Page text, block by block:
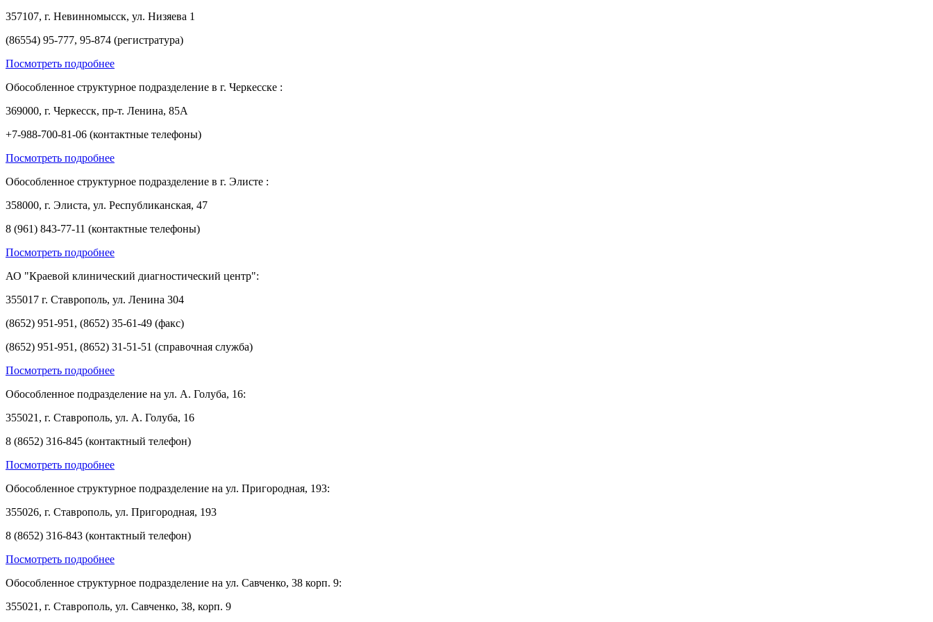
357107, г. Невинномысск, ул. Низяева 1
(86554) 95-777, 95-874 (регистратура)
Посмотреть подробнее
Обособленное структурное подразделение в г. Черкесске :
369000, г. Черкесск, пр-т. Ленина, 85А
+7-988-700-81-06 (контактные телефоны)
Посмотреть подробнее
Обособленное структурное подразделение в г. Элисте :
358000, г. Элиста, ул. Республиканская, 47
8 (961) 843-77-11 (контактные телефоны)
Посмотреть подробнее
АО "Краевой клинический диагностический центр":
355017 г. Ставрополь, ул. Ленина 304
(8652) 951-951, (8652) 35-61-49 (факс)
(8652) 951-951, (8652) 31-51-51 (справочная служба)
Посмотреть подробнее
Обособленное подразделение на ул. А. Голуба, 16:
355021, г. Ставрополь, ул. А. Голуба, 16
8 (8652) 316-845 (контактный телефон)
Посмотреть подробнее
Обособленное структурное подразделение на ул. Пригородная, 193:
355026, г. Ставрополь, ул. Пригородная, 193
8 (8652) 316-843 (контактный телефон)
Посмотреть подробнее
Обособленное структурное подразделение на ул. Савченко, 38 корп. 9:
355021, г. Ставрополь, ул. Савченко, 38, корп. 9